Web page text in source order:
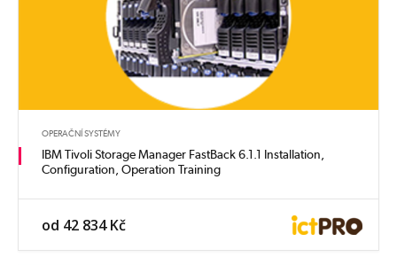
OPERAČNÍ SYSTÉMY
IBM Tivoli Storage Manager FastBack 6.1.1 Installation,
Configuration, Operation Training
od 42 834 Kč